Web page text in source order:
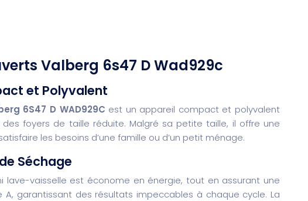
Valberg 6s47 D Wad929c
et Polyvalent
6S47 D WAD929C est un appareil compact et polyvalent
foyers de taille réduite. Malgré sa petite taille, il offre une
les besoins d’une famille ou d’un petit ménage.
Séchage
lave-vaisselle est économe en énergie, tout en assurant une
A, garantissant des résultats impeccables à chaque cycle. La